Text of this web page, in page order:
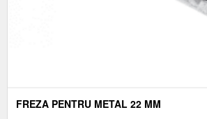
FREZA PENTRU METAL 22 MM